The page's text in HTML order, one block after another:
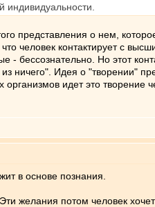
индивидуальности.
представления о нем,
человек контактирует с
- бессознательно. Но этот
Идея о "творении"
идет это творение
в основе познания.
желания потом человек